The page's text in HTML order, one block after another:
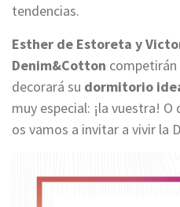
tendencias.
Esther de Estoreta y
Denim&Cotton competirán
decorará su dormitorio
muy especial: ¡la vuestra!
os vamos a invitar a vivir la